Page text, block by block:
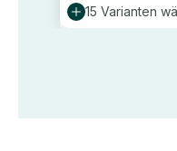
15 Varianten